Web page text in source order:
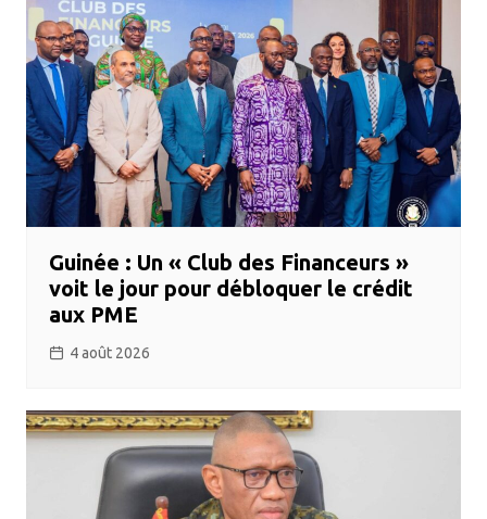
Guinée : Un « Club des Financeurs »
voit le jour pour débloquer le crédit
aux PME
4 août 2026